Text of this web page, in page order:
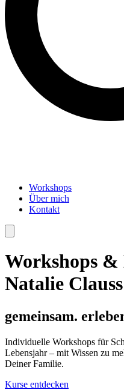
Workshops
Über mich
Kontakt
Workshops &
Natalie Clauss
gemeinsam.
Individuelle Workshops für
Lebensjahr – mit Wissen zu
Deiner Familie.
Kurse entdecken